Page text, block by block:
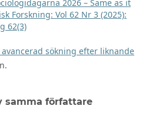
2026 – Same as it
Forskning: Vol 62 Nr 3 (2025):
62(3)
sökning efter liknande
samma författare